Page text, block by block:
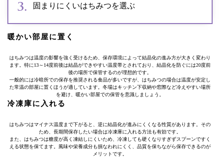
固まりにくいはちみつを選ぶ
暖かい部屋に置く
はちみつは温度の影響を強く受けるため、保存環境によって結晶化の進み方が大きく変わり
ます。特に13～14度前後は結晶ができやすい温度帯とされており、結晶化を防ぐには20度前
後の場所で保管するのが理想的です。
一般的には冷暗所での保存を推奨される食品が多いですが、はちみつの場合は温度が安定し
た常温の部屋に置くほうが適しています。冬場はキッチン下収納や窓際など冷えやすい場所
を避け、暖かい部屋での保管を意識しましょう。
冷凍庫に入れる
はちみつはマイナス温度まで下がると、逆に結晶化が進みにくくなる性質があります。その
ため、長期間保存したい場合は冷凍庫に入れる方法も有効です。
また、はちみつは糖度が高く凍結しにくいため、冷凍しても硬くなりすぎずスプーンですく
える状態を保てます。風味や栄養成分も損なわれにくく、品質を保ちながら保存できるのが
メリットです。